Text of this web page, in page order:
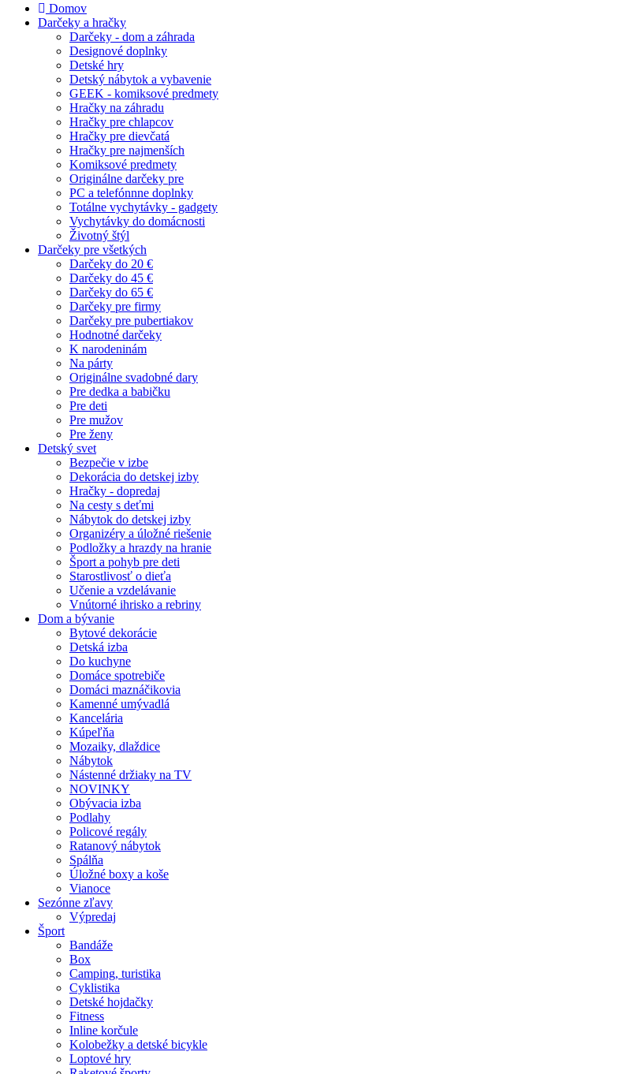
Domov
Darčeky a hračky
Darčeky - dom a záhrada
Designové doplnky
Detské hry
Detský nábytok a vybavenie
GEEK - komiksové predmety
Hračky na záhradu
Hračky pre chlapcov
Hračky pre dievčatá
Hračky pre najmenších
Komiksové predmety
Originálne darčeky pre
PC a telefónnne doplnky
Totálne vychytávky - gadgety
Vychytávky do domácnosti
Životný štýl
Darčeky pre všetkých
Darčeky do 20 €
Darčeky do 45 €
Darčeky do 65 €
Darčeky pre firmy
Darčeky pre pubertiakov
Hodnotné darčeky
K narodeninám
Na párty
Originálne svadobné dary
Pre dedka a babičku
Pre deti
Pre mužov
Pre ženy
Detský svet
Bezpečie v izbe
Dekorácia do detskej izby
Hračky - dopredaj
Na cesty s deťmi
Nábytok do detskej izby
Organizéry a úložné riešenie
Podložky a hrazdy na hranie
Šport a pohyb pre deti
Starostlivosť o dieťa
Učenie a vzdelávanie
Vnútorné ihrisko a rebriny
Dom a bývanie
Bytové dekorácie
Detská izba
Do kuchyne
Domáce spotrebiče
Domáci maznáčikovia
Kamenné umývadlá
Kancelária
Kúpeľňa
Mozaiky, dlaždice
Nábytok
Nástenné držiaky na TV
NOVINKY
Obývacia izba
Podlahy
Policové regály
Ratanový nábytok
Spálňa
Úložné boxy a koše
Vianoce
Sezónne zľavy
Výpredaj
Šport
Bandáže
Box
Camping, turistika
Cyklistika
Detské hojdačky
Fitness
Inline korčule
Kolobežky a detské bicykle
Loptové hry